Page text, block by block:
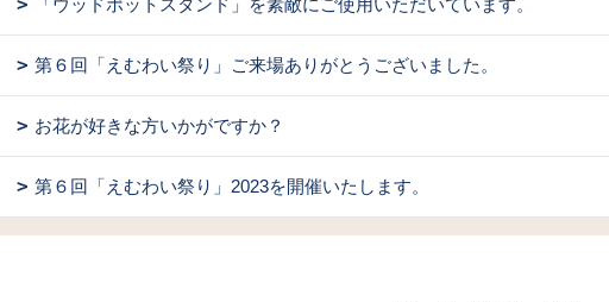
「ウッドポットスタンド」を素敵にご使用いただいています。
第６回「えむわい祭り」ご来場ありがとうございました。
お花が好きな方いかがですか？
第６回「えむわい祭り」2023を開催いたします。